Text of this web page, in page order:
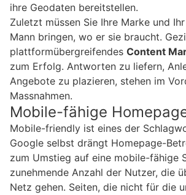
ihre Geodaten bereitstellen.
Zuletzt müssen Sie Ihre Marke und
Mann bringen, wo er sie braucht.
plattformübergreifendes Content
zum Erfolg. Antworten zu liefern,
Angebote zu plazieren, stehen im
Massnahmen.
Mobile-fähige
Mobile-friendly ist eines der
Google selbst drängt Homepage-
zum Umstieg auf eine mobile-fähige
zunehmende Anzahl der Nutzer, die
Netz gehen. Seiten, die nicht für die